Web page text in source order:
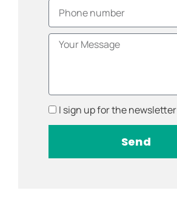
I sign up for the newsletter
Send